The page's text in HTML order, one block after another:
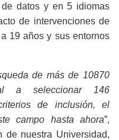
datos y en 5 idiomas
de intervenciones de
19 años y sus entornos
de más de 10870
a seleccionar 146
de inclusión, el
campo hasta ahora”,
de nuestra Universidad,